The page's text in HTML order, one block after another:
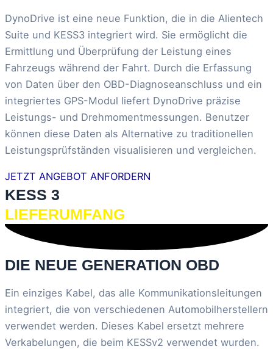
DynoDrive ist eine neue Funktion, die in die Alientech
Suite und KESS3 integriert wird. Sie ermöglicht die
Ermittlung und Überprüfung der Leistung eines
Fahrzeugs während der Fahrt. Durch die Erfassung
von Daten über den OBD-Diagnoseanschluss und ein
integriertes GPS-Modul liefert DynoDrive präzise
Leistungs- und Drehmomentmessungen. Benutzer
können diese Daten als Alternative zu traditionellen
Leistungsprüfständen visualisieren und vergleichen.
JETZT ANGEBOT ANFORDERN
KESS 3
LIEFERUMFANG
DIE NEUE GENERATION OBD
Ein einziges Kabel, das alle Kommunikationsleitungen
integriert, die von verschiedenen Automobilherstellern
verwendet werden. Dieses Kabel ersetzt mehrere
Verkabelungen, die beim KESSv2 verwendet wurden.